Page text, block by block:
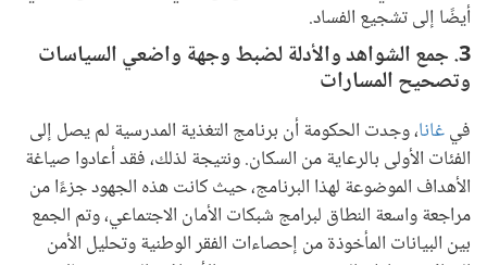
أيضًا إلى تشجيع الفساد.
3. جمع الشواهد والأدلة لضبط وجهة واضعي السياسات
وتصحيح المسارات
فيغانا، وجدت الحكومة أن برنامج التغذية المدرسية لم يصل إلى
الفئات الأولى بالرعاية من السكان. ونتيجة لذلك، فقد أعادوا صياغة
الأهداف الموضوعة لهذا البرنامج، حيث كانت هذه الجهود جزءًا من
مراجعة واسعة النطاق لبرامج شبكات الأمان الاجتماعي، وتم الجمع
بين البيانات المأخوذة من إحصاءات الفقر الوطنية وتحليل الأمن